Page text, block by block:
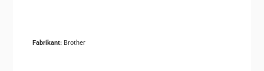
Fabrikant: Brother